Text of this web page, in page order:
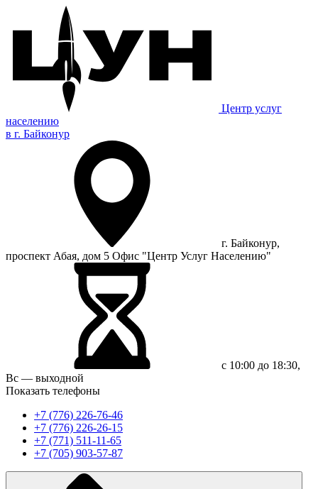
Центр услуг
населению
в г. Байконур
г. Байконур,
проспект Абая, дом 5 Офис "Центр Услуг Населению"
с 10:00 до 18:30,
Вс — выходной
Показать телефоны
+7 (776) 226-76-46
+7 (776) 226-26-15
+7 (771) 511-11-65
+7 (705) 903-57-87